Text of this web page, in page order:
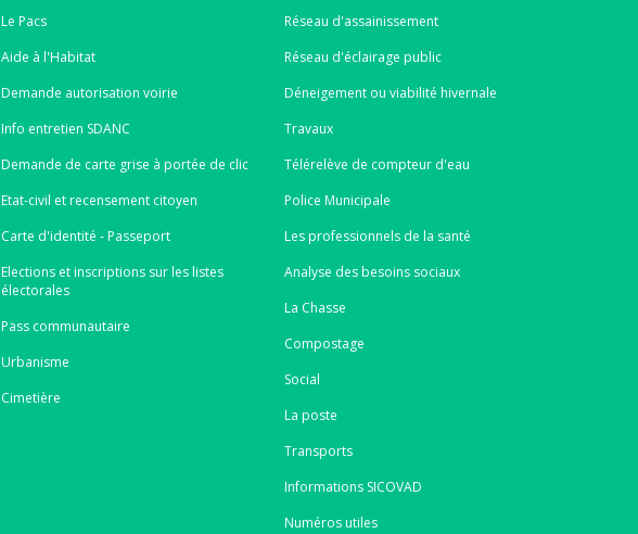
Le Pacs
Aide à l'Habitat
Demande autorisation voirie
Info entretien SDANC
Demande de carte grise à portée de clic
Etat-civil et recensement citoyen
Carte d'identité - Passeport
Elections et inscriptions sur les listes
électorales
Pass communautaire
Urbanisme
Cimetière
Réseau d'assainissement
Réseau d'éclairage public
Déneigement ou viabilité hivernale
Travaux
Télérelève de compteur d'eau
Police Municipale
Les professionnels de la santé
Analyse des besoins sociaux
La Chasse
Compostage
Social
La poste
Transports
Informations SICOVAD
Numéros utiles